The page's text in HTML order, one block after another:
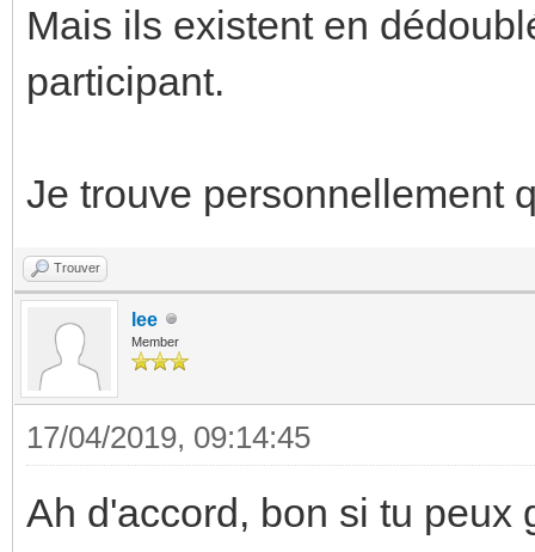
Mais ils existent en
participant.
Je trouve personnellement
Trouver
lee
Member
17/04/2019, 09:14:45
Ah d'accord, bon si tu peux